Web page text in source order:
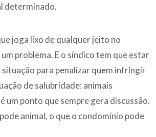
determinado.
joga lixo de qualquer jeito no
problema. E o síndico tem que estar
situação para penalizar quem infringir
de salubridade: animais
um ponto que sempre gera discussão.
animal, o que o condomínio pode